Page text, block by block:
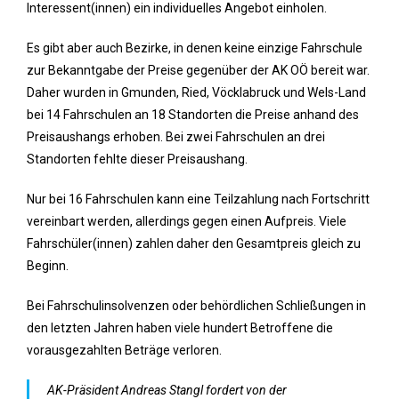
Interessent(innen) ein individuelles Angebot einholen.
Es gibt aber auch Bezirke, in denen keine einzige Fahrschule
zur Bekanntgabe der Preise gegenüber der AK OÖ bereit war.
Daher wurden in Gmunden, Ried, Vöcklabruck und Wels-Land
bei 14 Fahrschulen an 18 Standorten die Preise anhand des
Preisaushangs erhoben. Bei zwei Fahrschulen an drei
Standorten fehlte dieser Preisaushang.
Nur bei 16 Fahrschulen kann eine Teilzahlung nach Fortschritt
vereinbart werden, allerdings gegen einen Aufpreis. Viele
Fahrschüler(innen) zahlen daher den Gesamtpreis gleich zu
Beginn.
Bei Fahrschulinsolvenzen oder behördlichen Schließungen in
den letzten Jahren haben viele hundert Betroffene die
vorausgezahlten Beträge verloren.
AK-Präsident Andreas Stangl fordert von der